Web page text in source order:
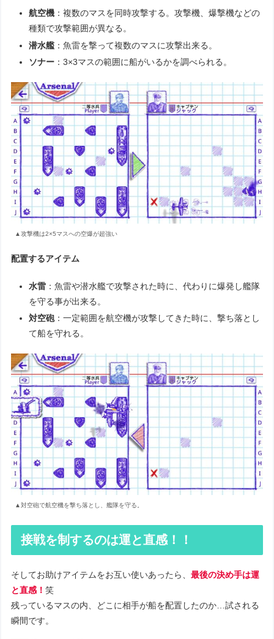
航空機 ：複数のマスを同時攻撃する。攻撃機、爆撃機などの
種類で攻撃範囲が異なる。
潜水艦 ：魚雷を撃って複数のマスに攻撃出来る。
ソナー ：3×3マスの範囲に船がいるかを調べられる。
▲攻撃機は2×5マスへの空爆が超強い
配置するアイテム
水雷 ：魚雷や潜水艦で攻撃された時に、代わりに爆発し艦隊
を守る事が出来る。
対空砲：一定範囲を航空機が攻撃してきた時に、撃ち落とし
て船を守れる。
▲対空砲で航空機を撃ち落とし、艦隊を守る。
接戦を制するのは運と直感！！
そしてお助けアイテムをお互い使いあったら、最後の決め手は運
と直感！笑
残っているマスの内、どこに相手が船を配置したのか…試される
瞬間です。